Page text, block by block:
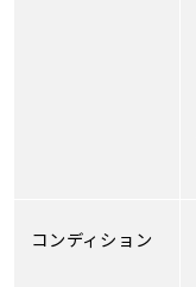
コンディション